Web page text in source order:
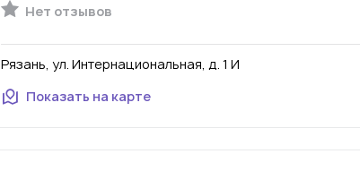
Нет отзывов
Рязань, ул. Интернациональная, д. 1 И
Показать на карте